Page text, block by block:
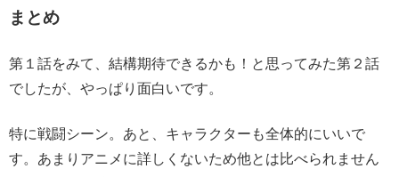
まとめ
第１話をみて、結構期待できるかも！と思ってみた第２話
でしたが、やっぱり面白いです。
特に戦闘シーン。あと、キャラクターも全体的にいいで
す。あまりアニメに詳しくないため他とは比べられません